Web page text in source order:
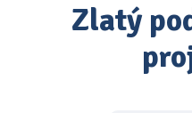
Zlatý